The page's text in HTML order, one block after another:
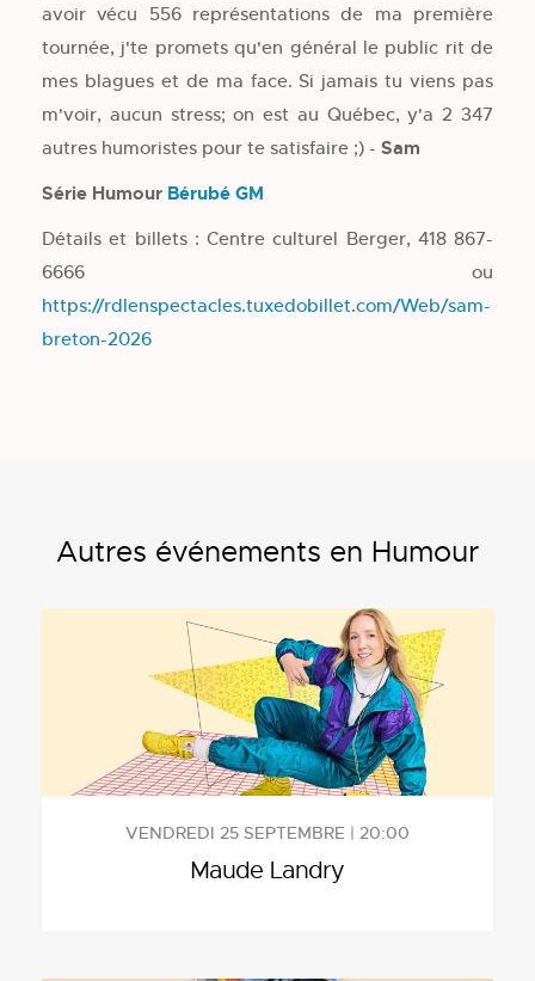
avoir vécu 556 représentations de ma première
tournée, j'te promets qu'en général le public rit de
mes blagues et de ma face. Si jamais tu viens pas
m'voir, aucun stress; on est au Québec, y'a 2 347
autres humoristes pour te satisfaire ;) - Sam
Série Humour Bérubé GM
Détails et billets : Centre culturel Berger, 418 867-
6666 ou
https://rdlenspectacles.tuxedobillet.com/Web/sam-
breton-2026
Autres événements en Humour
VENDREDI 25 SEPTEMBRE | 20:00
Maude Landry